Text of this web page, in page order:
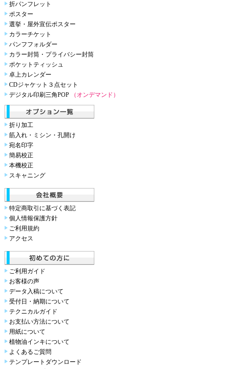
折パンフレット
ポスター
選挙・屋外宣伝ポスター
カラーチケット
パンフフォルダー
カラー封筒・プライバシー封筒
ポケットティッシュ
卓上カレンダー
CDジャケット３点セット
デジタル印刷三角POP
（オンデマンド）
折り加工
筋入れ・ミシン・孔開け
宛名印字
簡易校正
本機校正
スキャニング
特定商取引に基づく表記
個人情報保護方針
ご利用規約
アクセス
ご利用ガイド
お客様の声
データ入稿について
受付日・納期について
テクニカルガイド
お支払い方法について
用紙について
植物油インキについて
よくあるご質問
テンプレートダウンロード